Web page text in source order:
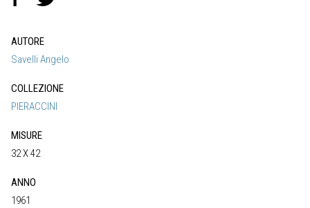
AUTORE
Savelli Angelo
COLLEZIONE
PIERACCINI
MISURE
32 X 42
ANNO
1961